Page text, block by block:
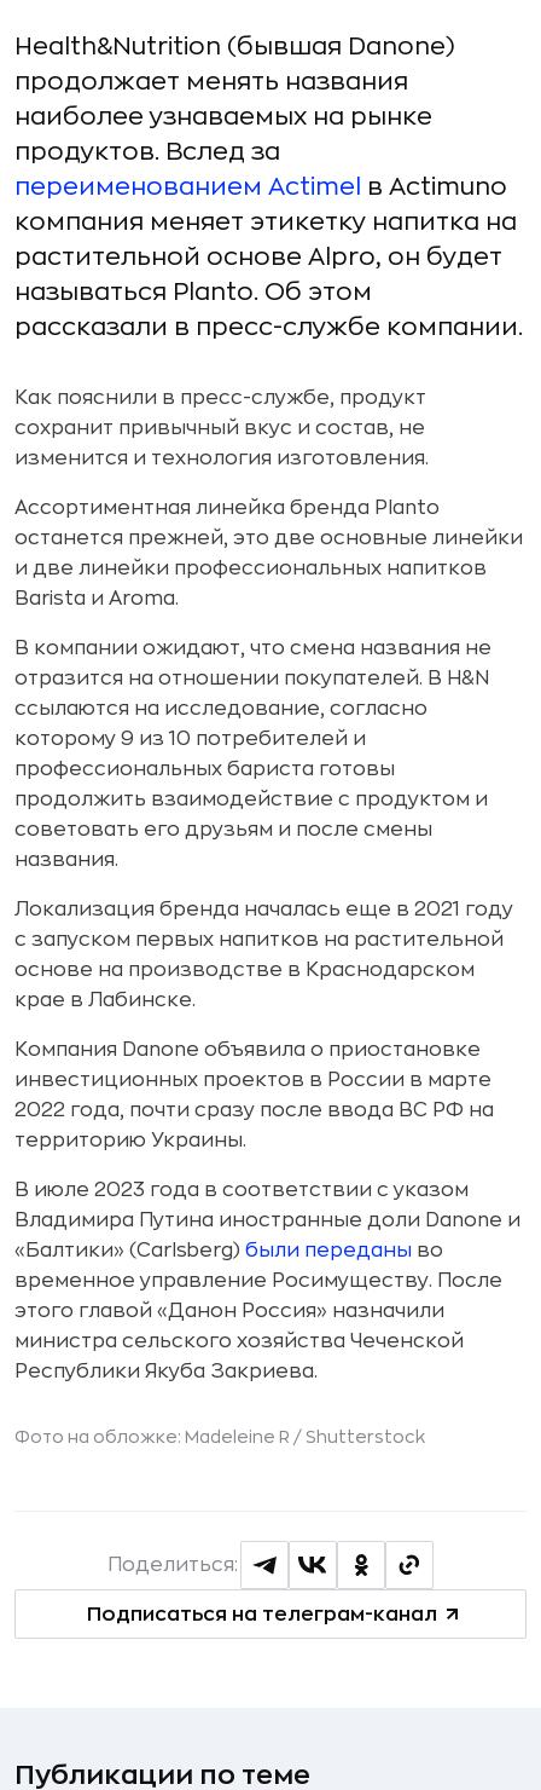
Health&Nutrition (бывшая Danone)
продолжает менять названия
наиболее узнаваемых на рынке
продуктов. Вслед за
переименованием Actimel
в Actimuno
компания меняет этикетку напитка на
растительной основе Alpro, он будет
называться Planto. Об этом
рассказали в пресс-службе компании.
Как пояснили в пресс-службе, продукт
сохранит привычный вкус и состав, не
изменится и технология изготовления.
Ассортиментная линейка бренда Planto
останется прежней, это две основные линейки
и две линейки профессиональных напитков
Barista и Aroma.
В компании ожидают, что смена названия не
отразится на отношении покупателей. В H&N
ссылаются на исследование, согласно
которому 9 из 10 потребителей и
профессиональных бариста готовы
продолжить взаимодействие с продуктом и
советовать его друзьям и после смены
названия.
Локализация бренда началась еще в 2021 году
с запуском первых напитков на растительной
основе на производстве в Краснодарском
крае в Лабинске.
Компания Danone объявила о приостановке
инвестиционных проектов в России в марте
2022 года, почти сразу после ввода ВС РФ на
территорию Украины.
В июле 2023 года в соответствии с указом
Владимира Путина иностранные доли Danone и
«Балтики» (Carlsberg) были переданы во
временное управление Росимуществу. После
этого главой «Данон Россия» назначили
министра сельского хозяйства Чеченской
Республики Якуба Закриева.
Фото на обложке: Madeleine R / Shutterstock
Подписаться на телеграм-канал
Поделиться:
Публикации по теме